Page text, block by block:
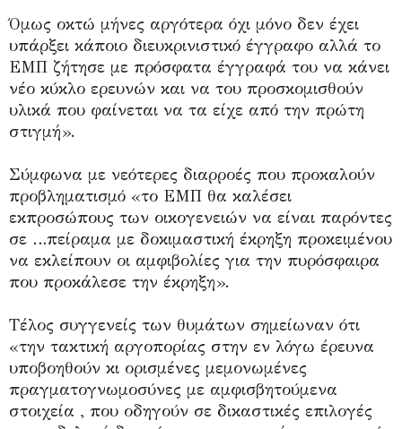
Όμως οκτώ μήνες αργότερα όχι μόνο δεν έχει
υπάρξει κάποιο διευκρινιστικό έγγραφο αλλά το
ΕΜΠ ζήτησε με πρόσφατα έγγραφά του να κάνει
νέο κύκλο ερευνών και να του προσκομισθούν
υλικά που φαίνεται να τα είχε από την πρώτη
στιγμή».
Σύμφωνα με νεότερες διαρροές που προκαλούν
προβληματισμό «το ΕΜΠ θα καλέσει
εκπροσώπους των οικογενειών να είναι παρόντες
σε …πείραμα με δοκιμαστική έκρηξη προκειμένου
να εκλείπουν οι αμφιβολίες για την πυρόσφαιρα
που προκάλεσε την έκρηξη».
Τέλος συγγενείς των θυμάτων σημείωναν ότι
«την τακτική αργοπορίας στην εν λόγω έρευνα
υποβοηθούν κι ορισμένες μεμονωμένες
πραγματογνωμοσύνες με αμφισβητούμενα
στοιχεία , που οδηγούν σε δικαστικές επιλογές